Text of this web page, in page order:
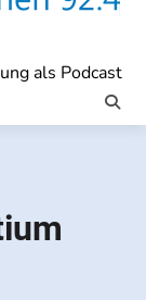
als Podcast